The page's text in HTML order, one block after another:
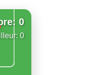
0
0